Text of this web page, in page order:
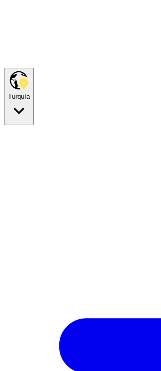
Turquía